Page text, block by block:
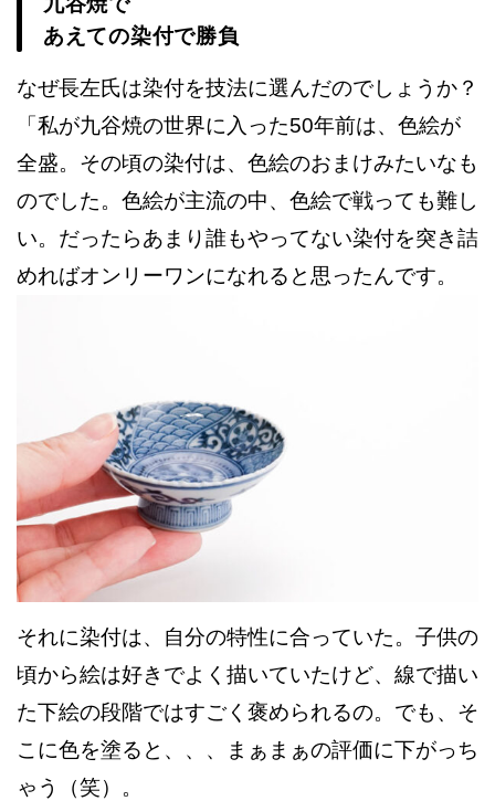
あえての染付で勝負
なぜ長左氏は染付を技法に選んだのでしょうか？
「私が九谷焼の世界に入った50年前は、色絵が
全盛。その頃の染付は、色絵のおまけみたいなも
のでした。色絵が主流の中、色絵で戦っても難し
い。だったらあまり誰もやってない染付を突き詰
めればオンリーワンになれると思ったんです。
それに染付は、自分の特性に合っていた。子供の
頃から絵は好きでよく描いていたけど、線で描い
た下絵の段階ではすごく褒められるの。でも、そ
こに色を塗ると、、、まぁまぁの評価に下がっち
ゃう（笑）。